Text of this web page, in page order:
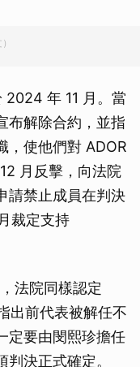
2024 年 11 月。當
布解除合約，並指
，使他們對 ADOR
月反擊，向法院
請禁止成員在判決
裁定支持
法院同樣認定
出前代表被解任不
定要由閔熙珍擔任
決正式確定。